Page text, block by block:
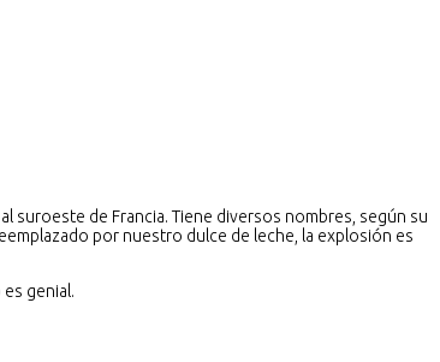
suroeste de Francia. Tiene diversos nombres, según su
por nuestro dulce de leche, la explosión es
genial.